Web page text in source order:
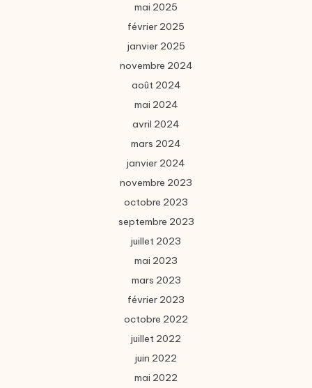
mai 2025
février 2025
janvier 2025
novembre 2024
août 2024
mai 2024
avril 2024
mars 2024
janvier 2024
novembre 2023
octobre 2023
septembre 2023
juillet 2023
mai 2023
mars 2023
février 2023
octobre 2022
juillet 2022
juin 2022
mai 2022